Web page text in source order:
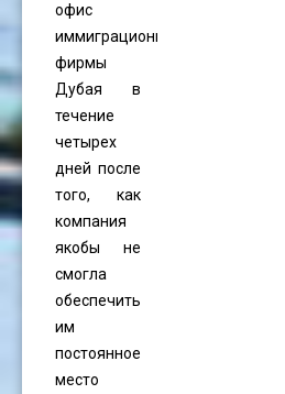
офис
иммиграционной
фирмы
Дубая в
течение
четырех
дней после
того, как
компания
якобы не
смогла
обеспечить
им
постоянное
место